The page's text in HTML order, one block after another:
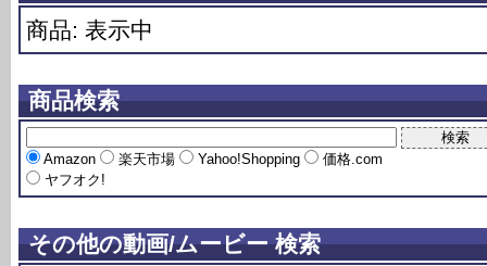
商品: 表示中
商品検索
Amazon 楽天市場 Yahoo!Shopping
価格.com
ヤフオク!
その他の動画/ムービー 検索